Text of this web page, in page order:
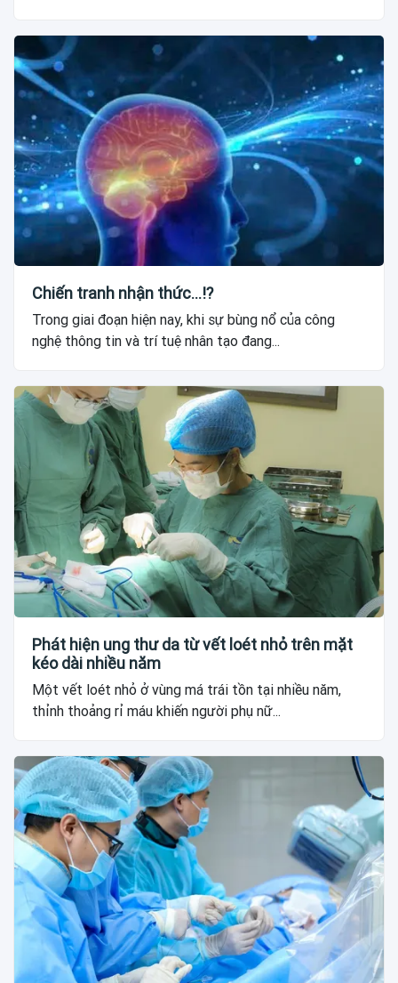
Chiến tranh nhận thức...!?
Trong giai đoạn hiện nay, khi sự bùng nổ của công
nghệ thông tin và trí tuệ nhân tạo đang...
Phát hiện ung thư da từ vết loét nhỏ trên mặt
kéo dài nhiều năm
Một vết loét nhỏ ở vùng má trái tồn tại nhiều năm,
thỉnh thoảng rỉ máu khiến người phụ nữ...